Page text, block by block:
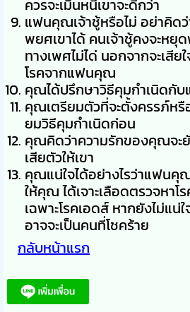
ควรจะเมินหนีเขาจะดีกว่า
แฟนคุณเจ้าชู้หรือไม่ อย่าคิด
พยศเขาได้ คนเจ้าชู้คงจะห
ทางเพศไม่ได่ นอกจากจะเสี
โรคจากแฟนคุณ
คุณได้ปรึกษาวิธีคุมกำเนิดกั
คุณเตรียมตัวที่จะตั้งครรภ์หรื
ยมวิธีคุมกำเนิดก่อน
คุณคิดว่าความรักของคุณจะ
เสียตัวให้เขา
คุณแน่ใจได้อย่างไรว่าแฟนคุ
ให้คุณ ได้เจาะเลือดตรวจหา
เฉพาะโรคเอดส์ หากยังไม่แน่
อาจจะเป็นคนที่โชคร้าย
กลับหน้าแรก